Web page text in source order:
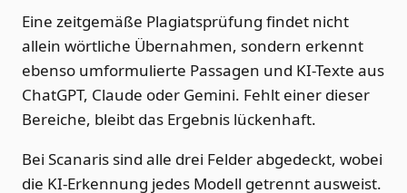
Eine zeitgemäße Plagiatsprüfung findet nicht
allein wörtliche Übernahmen, sondern erkennt
ebenso umformulierte Passagen und KI-Texte aus
ChatGPT, Claude oder Gemini. Fehlt einer dieser
Bereiche, bleibt das Ergebnis lückenhaft.
Bei Scanaris sind alle drei Felder abgedeckt, wobei
die KI-Erkennung jedes Modell getrennt ausweist.